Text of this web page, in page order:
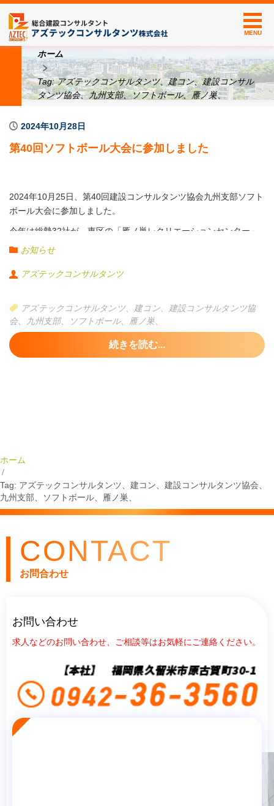
MENU
ホーム
Tag: アズテックコンサルタンツ、建コン、建設コンサル
タンツ協会、九州支部、ソフトボール、雁ノ巣、
2024年10月28日
第40回ソフトボール大会に参加しました
2024年10月25日、第40回建設コンサルタンツ協会九州支部ソフト
ボール大会に参加しました。
今年は総勢32社が、東区の「雁ノ巣レクリエーションセンター」
で試合を行います。
本気でソフトボールに挑みました！！
た」とみんな笑顔で帰ることが出来ました。
お知らせ
アズテックコンサルタンツ
アズテックコンサルタンツ、建コン、建設コンサルタンツ協
会、九州支部、ソフトボール、雁ノ巣、
続きを読む...
ホーム
Tag: アズテックコンサルタンツ、建コン、建設コンサルタンツ協会、
九州支部、ソフトボール、雁ノ巣、
CONTACT
お問合わせ
お問い合わせ
求人などのお問い合わせ、ご相談等はお気軽にご連絡ください。